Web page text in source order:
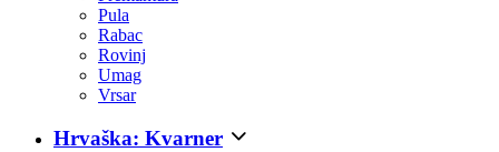
Pula
Rabac
Rovinj
Umag
Vrsar
Hrvaška: Kvarner